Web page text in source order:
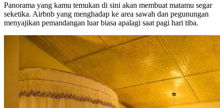
Panorama yang kamu temukan di sini akan membuat matamu segar
seketika. Airbnb yang menghadap ke area sawah dan pegunungan
menyajikan pemandangan luar biasa apalagi saat pagi hari tiba.